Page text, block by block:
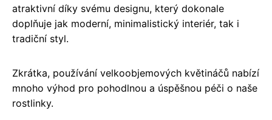
atraktivní díky svému designu, který dokonale
doplňuje jak moderní, minimalistický interiér, tak i
tradiční styl.
Zkrátka, používání velkoobjemových květináčů nabízí
mnoho výhod pro pohodlnou a úspěšnou péči o naše
rostlinky.